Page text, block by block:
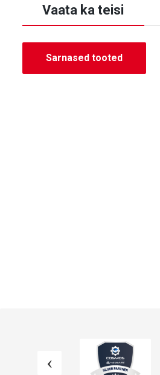
Vaata ka teisi
Sarnased tooted